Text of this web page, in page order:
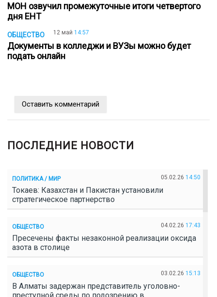
МОН озвучил промежуточные итоги четвертого
дня ЕНТ
ОБЩЕСТВО 12 май 14:57
Документы в колледжи и ВУЗы можно будет
подать онлайн
Оставить комментарий
ПОСЛЕДНИЕ НОВОСТИ
ПОЛИТИКА / МИР 05.02.26 14:50
Токаев: Казахстан и Пакистан установили
стратегическое партнерство
ОБЩЕСТВО 04.02.26 17:43
Пресечены факты незаконной реализации оксида
азота в столице
ОБЩЕСТВО 03.02.26 15:13
В Алматы задержан представитель уголовно-